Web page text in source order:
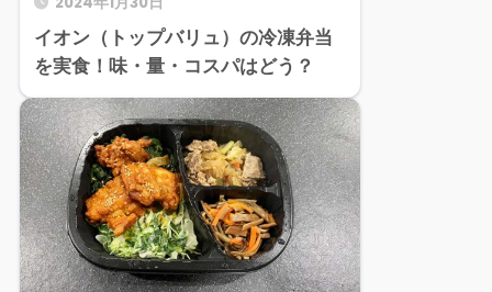
イオン（トップバリュ）の冷凍弁当
を実食！味・量・コスパはどう？